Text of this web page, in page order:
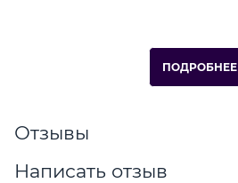
ПОДРОБНЕЕ
Отзывы
Написать отзыв